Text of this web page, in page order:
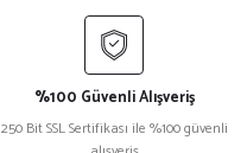
%100 Güvenli Alışveriş
250 Bit SSL Sertifikası ile %100 güvenli